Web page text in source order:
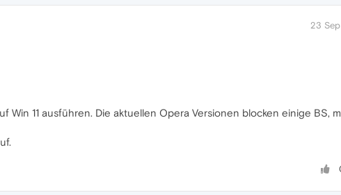
23
11 ausführen. Die aktuellen Opera Versionen blocken einige BS,